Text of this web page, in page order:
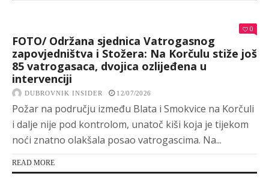
0
FOTO/ Održana sjednica Vatrogasnog
zapovjedništva i Stožera: Na Korčulu stiže još
85 vatrogasaca, dvojica ozlijeđena u
intervenciji
DUBROVNIK INSIDER 12/07/2026
Požar na području između Blata i Smokvice na Korčuli
i dalje nije pod kontrolom, unatoč kiši koja je tijekom
noći znatno olakšala posao vatrogascima. Na...
READ MORE